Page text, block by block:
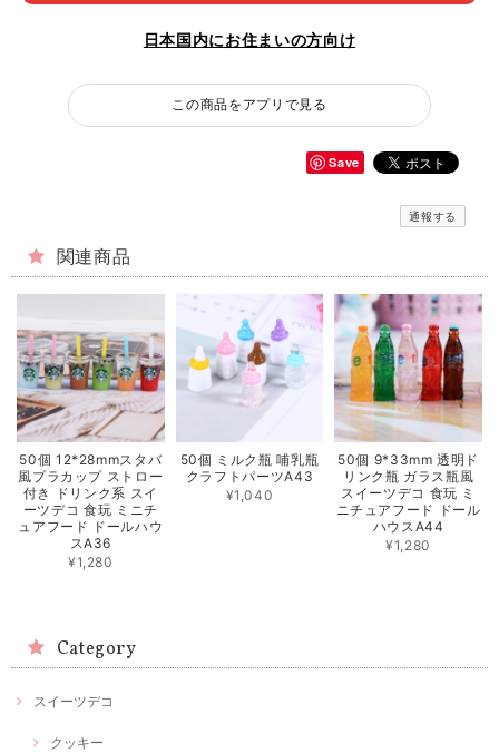
日本国内にお住まいの方向け
この商品をアプリで見る
Save
通報する
関連商品
50個 12*28mmスタバ
風プラカップ ストロー
付き ドリンク系 スイ
ーツデコ 食玩 ミニチ
ュアフード ドールハウ
スA36
¥1,280
50個 ミルク瓶 哺乳瓶
クラフトパーツA43
¥1,040
50個 9*33mm 透明ド
リンク瓶 ガラス瓶風
スイーツデコ 食玩 ミ
ニチュアフード ドール
ハウスA44
¥1,280
Category
スイーツデコ
クッキー